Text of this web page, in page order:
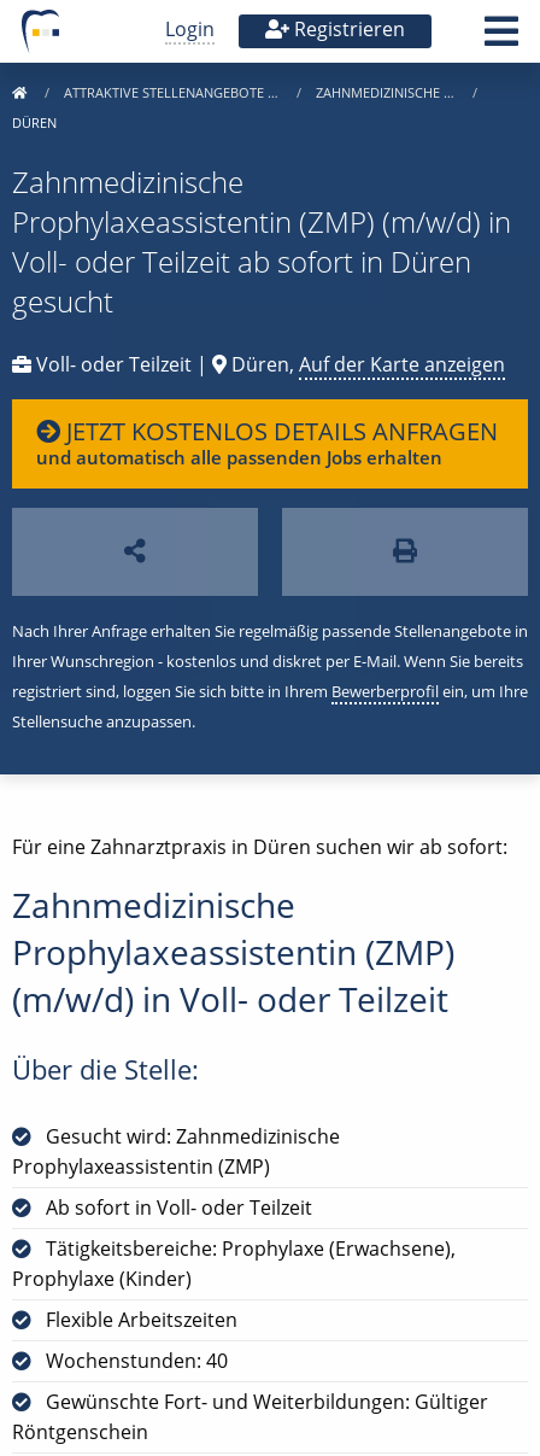
Login Registrieren
ATTRAKTIVE STELLENANGEBOTE …
ZAHNMEDIZINISCHE …
DÜREN
Zahnmedizinische
Prophylaxeassistentin (ZMP) (m/w/d) in
Voll- oder Teilzeit ab sofort in Düren
gesucht
Voll- oder Teilzeit | Düren, Auf der Karte anzeigen
JETZT KOSTENLOS DETAILS ANFRAGEN
und automatisch alle passenden Jobs erhalten
Nach Ihrer Anfrage erhalten Sie regelmäßig passende Stellenangebote in
Ihrer Wunschregion - kostenlos und diskret per E-Mail. Wenn Sie bereits
registriert sind, loggen Sie sich bitte in Ihrem Bewerberprofilein, um Ihre
Stellensuche anzupassen.
Für eine Zahnarztpraxis in Düren suchen wir ab sofort:
Zahnmedizinische
Prophylaxeassistentin (ZMP)
(m/w/d) in Voll- oder Teilzeit
Über die Stelle:
Gesucht wird: Zahnmedizinische
Prophylaxeassistentin (ZMP)
Ab sofort in Voll- oder Teilzeit
Tätigkeitsbereiche: Prophylaxe (Erwachsene),
Prophylaxe (Kinder)
Flexible Arbeitszeiten
Wochenstunden: 40
Gewünschte Fort- und Weiterbildungen: Gültiger
Röntgenschein